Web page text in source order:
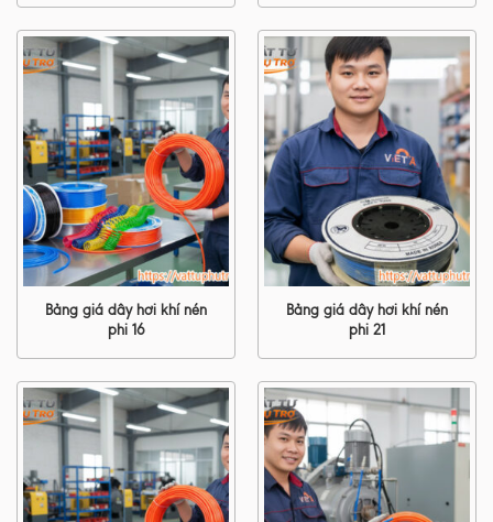
Bảng giá dây hơi khí nén
phi 16
Bảng giá dây hơi khí nén
phi 21